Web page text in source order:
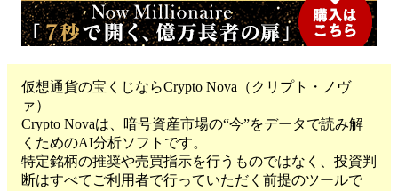
仮想通貨の宝くじならCrypto Nova（クリプト・ノヴ
ァ）
Crypto Novaは、暗号資産市場の“今”をデータで読み解
くためのAI分析ソフトです。
特定銘柄の推奨や売買指示を行うものではなく、投資判
断はすべてご利用者で行っていただく前提のツールで